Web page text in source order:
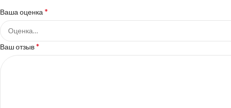
Ваша оценка*
Ваш отзыв*